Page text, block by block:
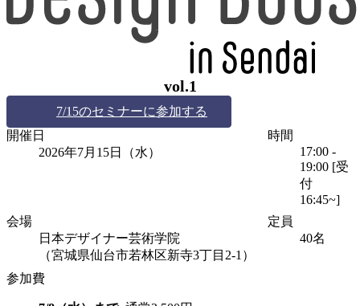
vol.1
7/15のセミナーに参加する
開催日
2026年7月15日
（水）
時間
17:00 -
19:00 [受
付
16:45~]
会場
日本デザイナー芸術学院
（宮城県仙台市若林区新寺3丁目2-1）
定員
40名
参加費